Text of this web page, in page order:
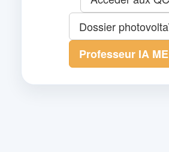
Dossier
Professeur IA